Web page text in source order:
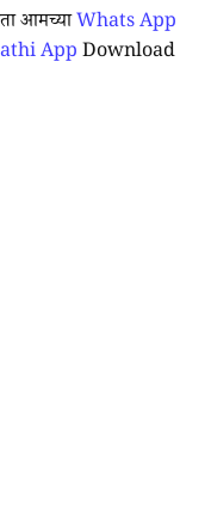
आमच्याWhats App
AppDownload